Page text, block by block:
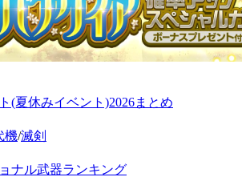
(夏休みイベント)2026まとめ
機/滅剣
ナル武器ランキング